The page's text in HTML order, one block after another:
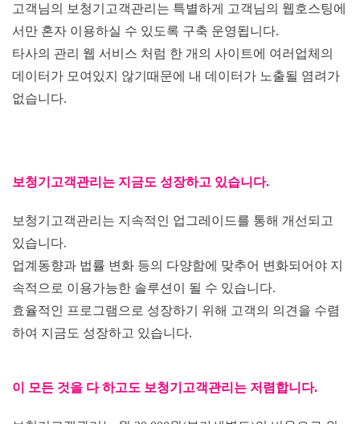
고객님의 보청기고객관리는 특별하게 고객님의 웹호스팅에
서만 혼자 이용하실 수 있도록 구축 운영됩니다.
타사의 관리 웹 서비스 처럼 한 개의 사이트에 여러업체의
데이터가 모여있지 않기때문에 내 데이터가 노출될 염려가
없습니다.
보청기고객관리는 지금도 성장하고 있습니다.
보청기고객관리는 지속적인 업그레이드를 통해 개선되고
있습니다.
업계동향과 법률 변화 등의 다양함에 맞추어 변화되어야 지
속적으로 이용가능한 솔루션이 될 수 있습니다.
효율적인 프로그램으로 성장하기 위해 고객의 의견을 수렴
하여 지금도 성장하고 있습니다.
이 모든 것을 다 하고도 보청기고객관리는 저렴합니다.